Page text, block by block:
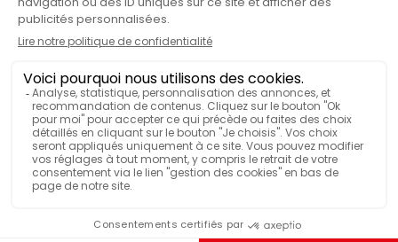
ILS ONT TESTÉ & APPRÉCIÉ
Adaptateur à induction Ibili